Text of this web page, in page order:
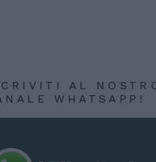
AL
WHATSAPP!